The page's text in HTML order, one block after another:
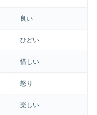
良い
ひどい
惜しい
怒り
楽しい